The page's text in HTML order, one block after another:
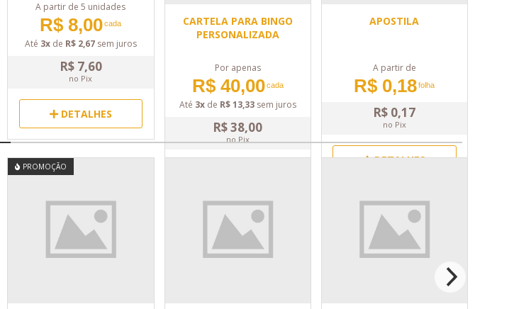
A partir de 5 unidades
R$ 8,00cada
Até 3xde R$ 2,67sem juros
R$ 7,60
no Pix
DETALHES
CARTELA PARA BINGO
PERSONALIZADA
Por apenas
R$ 40,00cada
Até 3xde R$ 13,33sem juros
R$ 38,00
no Pix
APOSTILA
A partir de
R$ 0,18folha
R$ 0,17
no Pix
DETALHES
PROMOÇÃO